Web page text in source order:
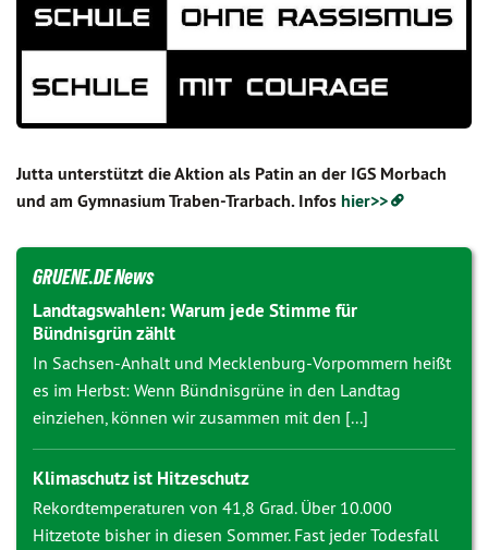
Jutta unterstützt die Aktion als Patin an der IGS Morbach
und am Gymnasium Traben-Trarbach. Infoshier>>
GRUENE.DE News
Landtagswahlen: Warum jede Stimme für
Bündnisgrün zählt
In Sachsen-Anhalt und Mecklenburg-Vorpommern heißt
es im Herbst: Wenn Bündnisgrüne in den Landtag
einziehen, können wir zusammen mit den [...]
Klimaschutz ist Hitzeschutz
Rekordtemperaturen von 41,8 Grad. Über 10.000
Hitzetote bisher in diesen Sommer. Fast jeder Todesfall